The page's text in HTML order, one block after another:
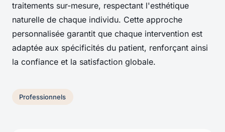
traitements sur-mesure, respectant l'esthétique
naturelle de chaque individu. Cette approche
personnalisée garantit que chaque intervention est
adaptée aux spécificités du patient, renforçant ainsi
la confiance et la satisfaction globale.
Professionnels